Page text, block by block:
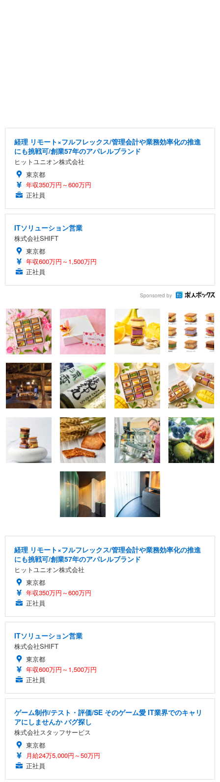
経理 リモート×フルフレックス/管理会計や業務効率化の推進
にも挑戦可/創業57年のアパレルブランド
ヒットユニオン株式会社
東京都
年収350万円～600万円
正社員
ITソリューション営業
株式会社SHIFT
東京都
年収600万円～1,500万円
正社員
Sponsored by
経理 リモート×フルフレックス/管理会計や業務効率化の推進
にも挑戦可/創業57年のアパレルブランド
ヒットユニオン株式会社
東京都
年収350万円～600万円
正社員
ITソリューション営業
株式会社SHIFT
東京都
年収600万円～1,500万円
正社員
ゲーム制作/テスト・評価/SE そのゲーム愛 IT業界でのキャリ
アにしませんか バグ探し
株式会社スタッフサービス
東京都
月給24万5,000円～50万円
正社員